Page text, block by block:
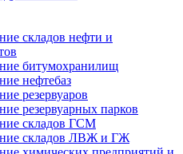
складов нефти и
битумохранилищ
нефтебаз
резервуаров
резервуарных парков
складов ГСМ
складов ЛВЖ и ГЖ